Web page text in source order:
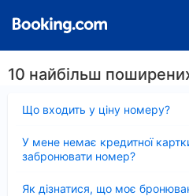
10 найбільш
Що входить у ціну номеру?
У мене немає кредитної
забронювати номер?
Як дізнатися, що моє